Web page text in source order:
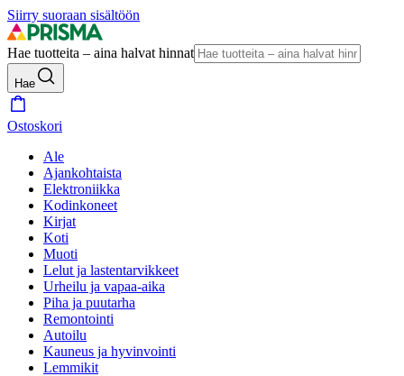
Siirry suoraan sisältöön
Hae tuotteita – aina halvat hinnat
Hae
Ostoskori
Ale
Ajankohtaista
Elektroniikka
Kodinkoneet
Kirjat
Koti
Muoti
Lelut ja lastentarvikkeet
Urheilu ja vapaa-aika
Piha ja puutarha
Remontointi
Autoilu
Kauneus ja hyvinvointi
Lemmikit